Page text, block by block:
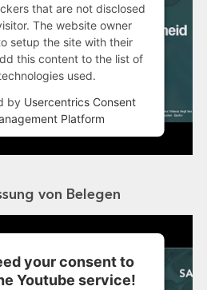
that are not disclosed
The website owner
setup the site with their
this content to the list of
used.
by Usercentrics Consent
Platform
von Belegen
your consent to
Youtube service!